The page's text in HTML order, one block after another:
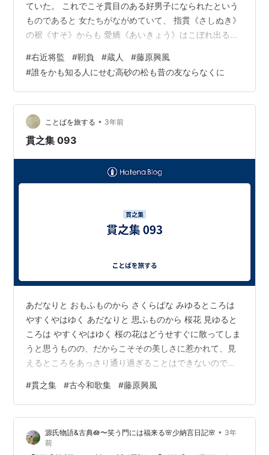
ていた。 これでこそ貫目のある好男子になられたという
ものであると 女たちがながめていて、 指貫《さしぬき》
の裾《すそ》からも 愛嬌《あいきょう》はこぼれ出るよ
た蔵人《くろうど》も また旧《もと》の地位に復《か
え》って、 靫負尉《ゆぎえのじょう》になった上に 今年
は五位も得ていたが、 この好青年官人が源氏の太刀《た
ち》を取りに戸口へ来た時に、 御簾《みす》の中に明石
のいるのを察して挨拶をした。 「以前の御厚情を忘れて
おりませんが、失礼かと存じ…
#右近将監 #靭負 #蔵人 #藤原興風
#誰をかも知る人にせむ高砂の松も昔の友ならなくに
ことばを旅する • 3年前
貫之集 093
あだなりと おもふものから さくらばな みゆるところは
やすくやはゆく あだなりと 思ふものから 桜花 見ゆると
ころは やすくやはゆく 桜の花はどうせすぐに散ってしま
うと思うものの、だからこそその美しさに惹かれて、見
えるところをあっさり通り過ぎることはできないのであ
やすくはかない意。 花はすぐに散ってしまうけれども、
それゆえに人は心を惹かれるという歌意は、古今集 0101
にも通じますね。 さくはなは ちくさながらに あだなれ
ど たれかははるを うらみはてたる咲く花は ちくさなが
らに あだなれど 誰かは春を うらみはてたる藤原興風
#貫之集 #古今和歌集 #藤原興風
源氏物語&古典🪷〜笑う門には福来る🌸少納言日記🌸 • 3年
前